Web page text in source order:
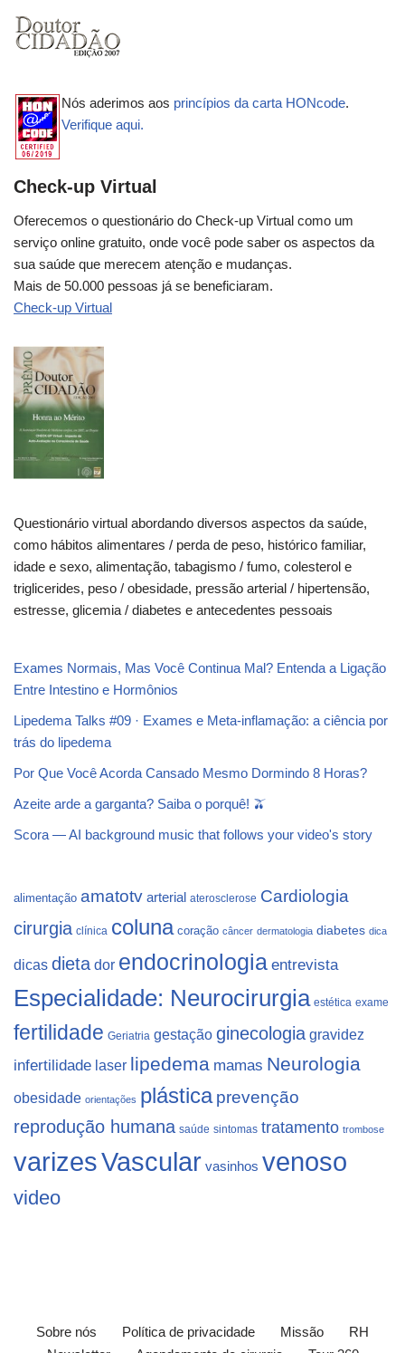
Nós aderimos aos princípios da carta HONcode.
Verifique aqui.
Check-up Virtual
Oferecemos o questionário do Check-up Virtual como um
serviço online gratuito, onde você pode saber os aspectos da
sua saúde que merecem atenção e mudanças.
Mais de 50.000 pessoas já se beneficiaram.
Check-up Virtual
Questionário virtual abordando diversos aspectos da saúde,
como hábitos alimentares / perda de peso, histórico familiar,
idade e sexo, alimentação, tabagismo / fumo, colesterol e
triglicerides, peso / obesidade, pressão arterial / hipertensão,
estresse, glicemia / diabetes e antecedentes pessoais
Exames Normais, Mas Você Continua Mal? Entenda a Ligação
Entre Intestino e Hormônios
Lipedema Talks #09 · Exames e Meta-inflamação: a ciência por
trás do lipedema
Por Que Você Acorda Cansado Mesmo Dormindo 8 Horas?
Azeite arde a garganta? Saiba o porquê! 🫒
Scora — AI background music that follows your video's story
alimentação amatotv arterial aterosclerose Cardiologia
cirurgia clínica coluna coração câncer dermatologia diabetes dica
dicas dieta dor endocrinologia entrevista
Especialidade: Neurocirurgia estética exame
fertilidade Geriatria gestação ginecologia gravidez
infertilidade laser lipedema mamas Neurologia
obesidade orientações plástica prevenção
reprodução humana saúde sintomas tratamento trombose
varizesVascular vasinhos venoso
video
Sobre nós Política de privacidade Missão
RH